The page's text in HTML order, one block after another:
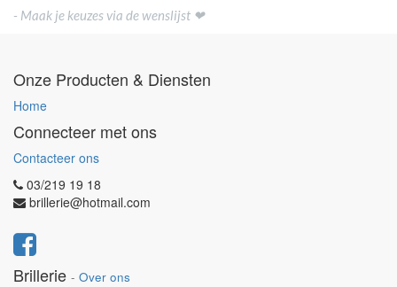
- Maak je keuzes via de wenslijst ❤
Onze Producten & Diensten
Home
Connecteer met ons
Contacteer ons
03/219 19 18
brillerie@hotmail.com
Brillerie - Over ons